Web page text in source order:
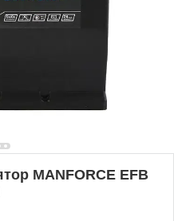
MANFORCE EFB